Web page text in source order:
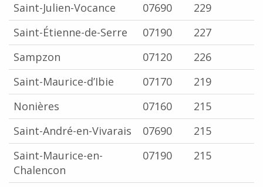
Saint-Julien-Vocance 07690
229
Saint-Étienne-de-Serre
07190
227
Sampzon
07120
226
Saint-Maurice-d’Ibie
07170
219
Nonières
07160
215
Saint-André-en-Vivarais
07690
215
Saint-Maurice-en-
Chalencon
07190 215